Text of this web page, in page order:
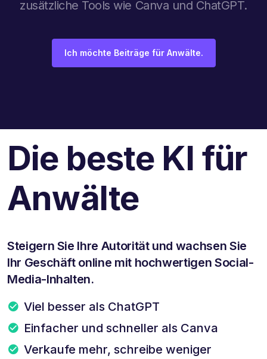
zusätzliche Tools wie Canva und ChatGPT.
Ich möchte Beiträge für Anwälte.
Die beste KI für
Anwälte
Steigern Sie Ihre Autorität und wachsen Sie
Ihr Geschäft online mit hochwertigen Social-
Media-Inhalten.
Viel besser als ChatGPT
Einfacher und schneller als Canva
Verkaufe mehr, schreibe weniger